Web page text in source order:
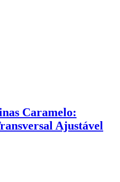
Caramelo:
Ajustável